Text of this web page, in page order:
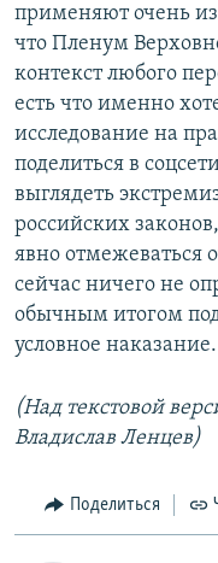
применяют очень
что Пленум
контекст любого
есть что именно
исследование на
поделиться в
выглядеть
российских
явно отмежеваться
сейчас ничего не
обычным итогом
условное наказание.
(Над текстовой
Владислав Ленцев)
Поделиться